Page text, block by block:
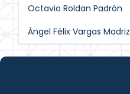
Octavio Roldan Padrón
Ángel Félix Vargas Madriz